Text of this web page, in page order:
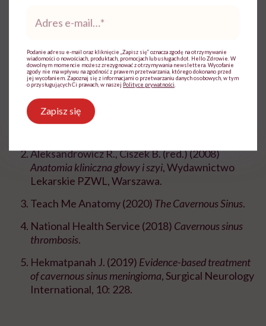
obejmujązabieg chirurgiczny
Bibliografia:
Bochenek A., Reicher M. (red.) (2012)
człowieka. Tom 3
Aleksandrowicz R., Ciszek B. (red.) (2008)
Anatomia kliniczna głowy i szyi, Wydawnictwo
Lekarskie PZWL, Warszawa.
Teach Me Anatomy (2020) The Cavernous Sinus.
National Health Service (2018) Cavernous sinus
thrombosis.
Hekmatpanah J. (2019) Evidence-based treatment
of cavernous sinus meningioma, Surgical Neurology
International, 10: 228.
mail*
Podanie adresu e-mail oraz kliknięcie „Zapisz się” oznacza zgodę na otrzymywanie
wiadomości o nowościach, produktach, promocjach lub usługach dot. Hello Zdrowie. W
dowolnym momencie możesz zrezygnować z otrzymywania newslettera. Wycofanie
zgody nie ma wpływu na zgodność z prawem przetwarzania, którego dokonano przed
jej wycofaniem. Zapoznaj się z informacjami o przetwarzaniu danych osobowych, w tym
o przysługujących Ci prawach, w naszej Polityce prywatności
Zapisz się